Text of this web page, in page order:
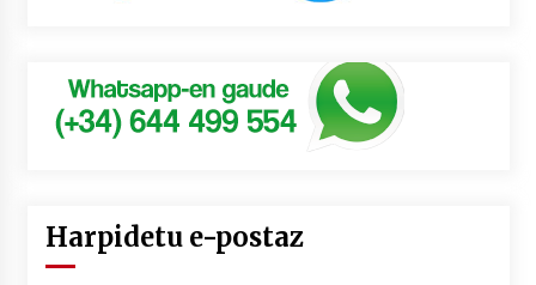
Harpidetu e-postaz